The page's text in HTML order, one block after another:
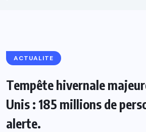
ACTUALITE
Tempête hivernale
Unis : 185 millions de
alerte.